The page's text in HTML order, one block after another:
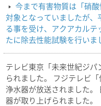
今まで有害物質は「硝
対象となっていましたが
る事を受け、アクアカル
たに除去性能試験を行いま
テレビ東京「未来世紀ジ
られました。 フジテレビ
浄水器が放送されました
器が取り上げられました